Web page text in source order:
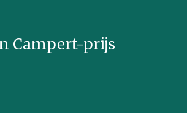
Campert-prijs